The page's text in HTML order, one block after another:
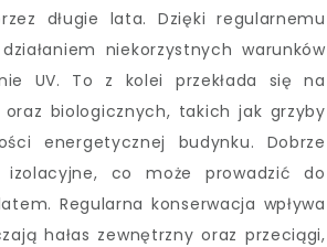
długie lata. Dzięki regularnemu
niekorzystnych warunków
UV. To z kolei przekłada się na
biologicznych, takich jak grzyby
energetycznej budynku. Dobrze
izolacyjne, co może prowadzić do
Regularna konserwacja wpływa
hałas zewnętrzny oraz przeciągi,